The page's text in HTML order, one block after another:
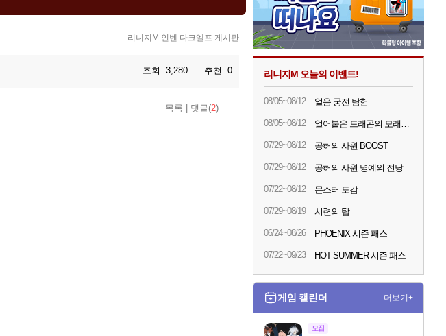
리니지M 인벤 다크엘프 게시판
조회: 3,280 추천: 0
목록 댓글(2)
리니지M 오늘의 이벤트!
08/05~08/12 얼음 궁전 탐험
08/05~08/12 얼어붙은 드래곤의 모래시계
07/29~08/12 공허의 사원 BOOST
07/29~08/12 공허의 사원 명예의 전당
07/22~08/12 몬스터 도감
07/29~08/19 시련의 탑
06/24~08/26 PHOENIX 시즌 패스
07/22~09/23 HOT SUMMER 시즌 패스
게임 캘린더 더보기+
모집